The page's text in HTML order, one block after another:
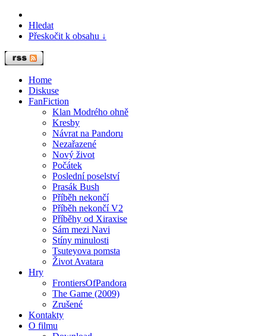
Hledat
Přeskočit k obsahu ↓
Home
Diskuse
FanFiction
Klan Modrého ohně
Kresby
Návrat na Pandoru
Nezařazené
Nový život
Počátek
Poslední poselství
Prasák Bush
Příběh nekončí
Příběh nekončí V2
Příběhy od Xiraxise
Sám mezi Navi
Stíny minulosti
Tsuteyova pomsta
Život Avatara
Hry
FrontiersOfPandora
The Game (2009)
Zrušené
Kontakty
O filmu